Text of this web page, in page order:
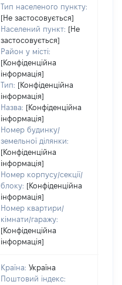
Тип населеного пункту:
[Не застосовується]
Населений пункт: [Не
застосовується]
Район у місті:
[Конфіденційна
інформація]
Тип: [Конфіденційна
інформація]
Назва: [Конфіденційна
інформація]
Номер будинку/
земельної ділянки:
[Конфіденційна
інформація]
Номер корпусу/секції/
блоку: [Конфіденційна
інформація]
Номер квартири/
кімнати/гаражу:
[Конфіденційна
інформація]
Країна: Україна
Поштовий індекс: